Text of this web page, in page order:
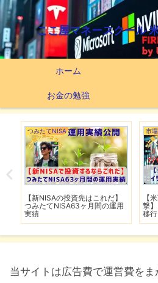
ここ屋マネースクール
ホーム
お金の勉強
つみたてNISA
【新NISAの投資先はこれだ】
つみたてNISA63ヶ月間の運用
実績
市場
【
撃
移行
当サイトは広告費で運営費を